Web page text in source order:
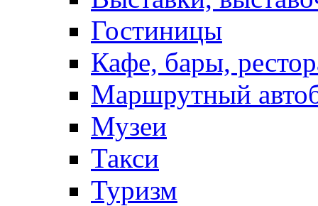
Гостиницы
Кафе, бары,
Маршрутный
Музеи
Такси
Туризм